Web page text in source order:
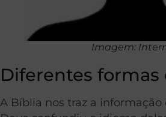
Imagem:
Diferentes formas
A Bíblia nos traz a